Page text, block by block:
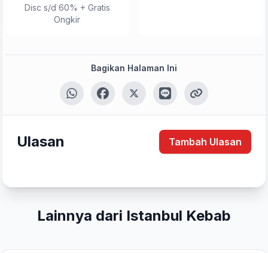
Disc s/d 60% + Gratis
Ongkir
Bagikan Halaman Ini
Ulasan Tambah Ulasan
Lainnya dari Istanbul Kebab
Peringkat Anda